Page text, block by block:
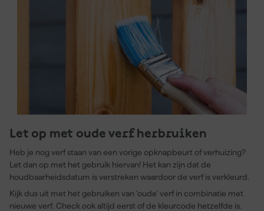
Let op met oude verf herbruiken
Heb je nog verf staan van een vorige opknapbeurt of verhuizing?
Let dan op met het gebruik hiervan! Het kan zijn dat de
houdbaarheidsdatum is verstreken waardoor de verf is verkleurd.
Kijk dus uit met het gebruiken van ‘oude’ verf in combinatie met
nieuwe verf. Check ook altijd eerst of de kleurcode hetzelfde is.